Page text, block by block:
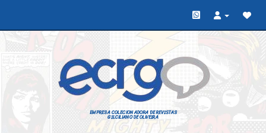
EMPRESA COLECIONADORA DE REVISTAS
GILCILIANO DE OLIVEIRA